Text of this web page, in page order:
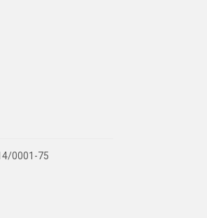
0001-75